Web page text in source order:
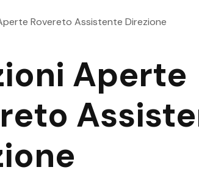
Rovereto Assistente Direzione
Aperte